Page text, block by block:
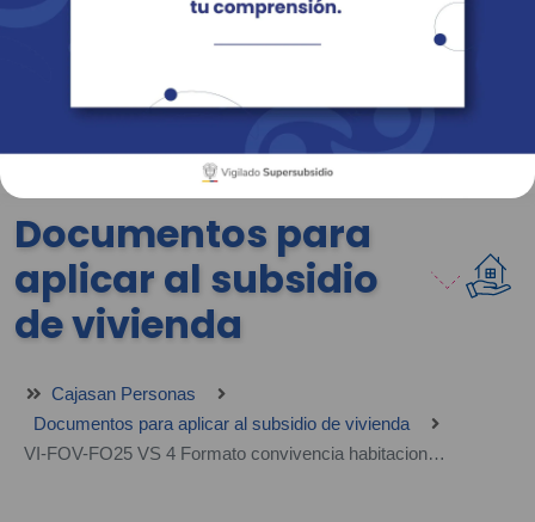
Revista Fácil Vivir
Sedes Directorio Servicios En Línea
Documentos para
aplicar al subsidio
de vivienda
Cajasan Personas
Documentos para aplicar al subsidio de vivienda
VI-FOV-FO25 VS 4 Formato convivencia habitacional postulación con menores de edad